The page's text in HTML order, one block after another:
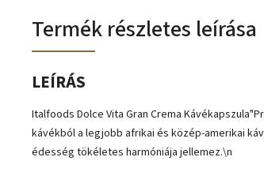
Termék részletes leírása
LEÍRÁS
Italfoods Dolce Vita Gran Crema
kávékból a legjobb afrikai és közép-amerikai
édesség tökéletes harmóniája jellemez.\n